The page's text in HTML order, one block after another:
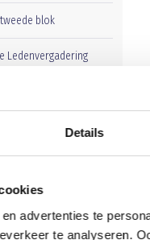
Details
advertenties te
te analyseren.
blok
Ledenvergadering